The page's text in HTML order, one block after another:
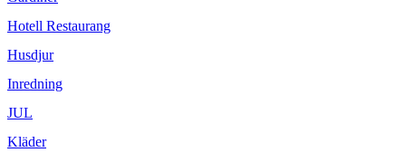
Hotell Restaurang
Husdjur
Inredning
JUL
Kläder